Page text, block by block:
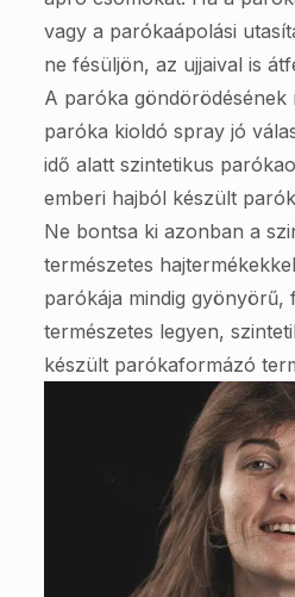
vagy a parókaápolási
ne fésüljön, az ujjaival is
A paróka göndörödésének
paróka kioldó spray jó
idő alatt szintetikus
emberi hajból készült
Ne bontsa ki azonban a
természetes
parókája mindig gyönyörű,
természetes legyen,
készült parókaformázó